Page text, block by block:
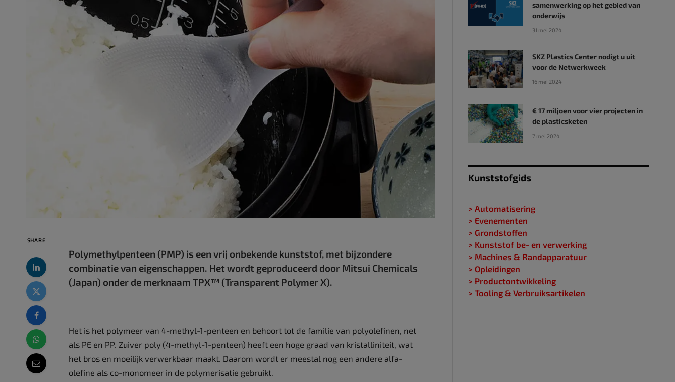
SHARE
Polymethylpenteen (PMP) is een vrij onbekende kunststof, met bijzondere
combinatie van eigenschappen. Het wordt geproduceerd door Mitsui Chemicals
(Japan) onder de merknaam TPX™ (Transparent Polymer X).
Het is het polymeer van 4-methyl-1-penteen en behoort tot de familie van polyolefinen, net
als PE en PP. Zuiver poly (4-methyl-1-penteen) heeft een hoge graad van kristalliniteit, wat
het bros en moeilijk verwerkbaar maakt. Daarom wordt er meestal nog een andere alfa-
olefine als co-monomeer in de polymerisatie gebruikt.
samenwerking op het gebied van
onderwijs
31 mei 2024
SKZ Plastics Center nodigt u uit
voor de Netwerkweek
16 mei 2024
€ 17 miljoen voor vier projecten in
de plasticsketen
7 mei 2024
Kunststofgids
> Automatisering
> Evenementen
> Grondstoffen
> Kunststof be- en verwerking
> Machines & Randapparatuur
> Opleidingen
> Productontwikkeling
> Tooling & Verbruiksartikelen